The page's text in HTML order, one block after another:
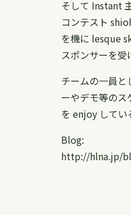
そして Instant
コンテスト
を機に lesque
スポンサーを受
チームの一員と
ーやデモ等の
を enjoy してい
Blog:
http://hlna.jp/